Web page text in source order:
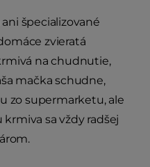
špecializované
zvieratá
na chudnutie,
mačka schudne,
zo supermarketu, ale
sa vždy radšej